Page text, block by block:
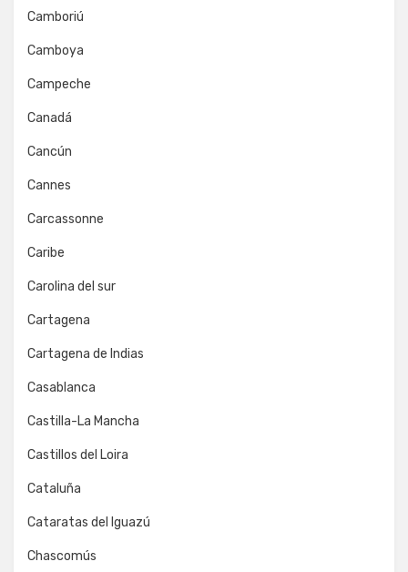
Camboriú
Camboya
Campeche
Canadá
Cancún
Cannes
Carcassonne
Caribe
Carolina del sur
Cartagena
Cartagena de Indias
Casablanca
Castilla-La Mancha
Castillos del Loira
Cataluña
Cataratas del Iguazú
Chascomús